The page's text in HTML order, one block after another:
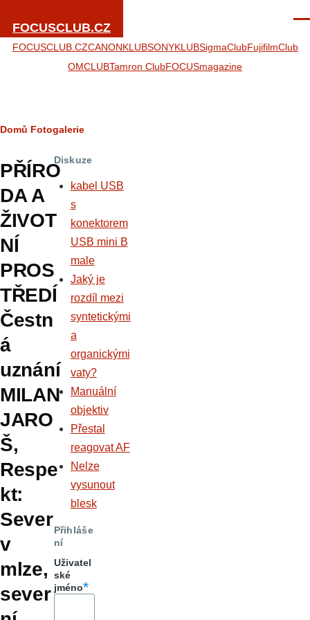
FOCUSCLUB.CZ
FOCUSCLUB.CZCANONKLUBSONYKLUBSigmaClubFujifilmClub
OMCLUBTamron ClubFOCUSmagazine
Drobečková
navigace
Domů Fotogalerie
PŘÍRO
DA A
ŽIVOT
NÍ
PROS
TŘEDÍ
Čestn
á
uznání
MILAN
JARO
Š,
Respe
kt:
Sever
v
mlze,
sever
Diskuze
kabel USB
s
konektorem
USB mini B
male
Jaký je
rozdíl mezi
syntetickými
a
organickými
vaty?
Manuální
objektiv
Přestal
reagovat AF
Nelze
vysunout
blesk
Přihláše
ní
Uživatel
ské
jméno